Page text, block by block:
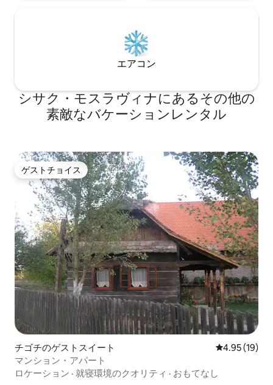
エアコン
シサク・モスラヴィナにあるその他の
素敵なバケーションレンタル
ゲストチョイス
ゲストチョイス
チゴチのゲストスイート レビュー19
4.95 (19)
マンション・アパート
ロケーション · 就寝環境のクオリティ · おもてなし